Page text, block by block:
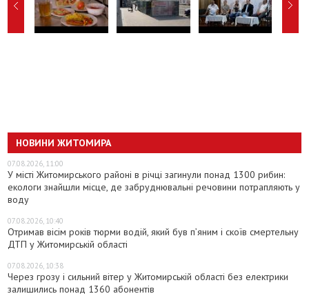
НОВИНИ ЖИТОМИРА
07.08.2026, 11:00
У місті Житомирського районі в річці загинули понад 1300 рибин:
екологи знайшли місце, де забруднювальні речовини потрапляють у
воду
07.08.2026, 10:40
Отримав вісім років тюрми водій, який був п’яним і скоїв смертельну
ДТП у Житомирській області
07.08.2026, 10:38
Через грозу і сильний вітер у Житомирській області без електрики
залишились понад 1360 абонентів